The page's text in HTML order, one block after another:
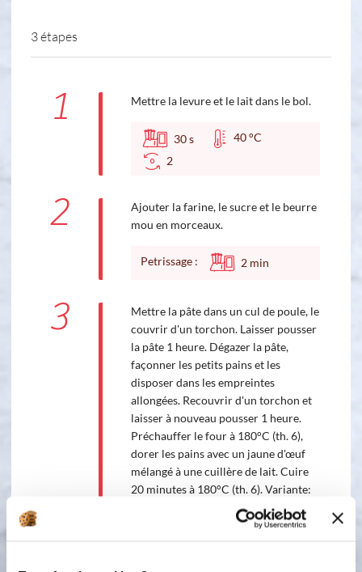
3 étapes
1 Mettre la levure et le lait dans le bol.
30s
40 °C
2
2
Ajouter la farine, le sucre et le beurre
mou en morceaux.
Petrissage : 2 min
3
Mettre la pâte dans un cul de poule, le
couvrir d'un torchon. Laisser pousser
la pâte 1 heure. Dégazer la pâte,
façonner les petits pains et les
disposer dans les empreintes
allongées. Recouvrir d'un torchon et
laisser à nouveau pousser 1 heure.
Préchauffer le four à 180°C (th. 6),
dorer les pains avec un jaune d'œuf
mélangé à une cuillère de lait. Cuire
20 minutes à 180°C (th. 6). Variante:
pour plus de gourmandise vous
pouvez rajouter une barre de